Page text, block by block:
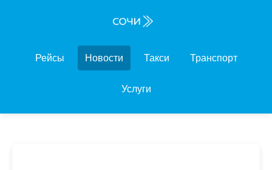
Рейсы Новости Такси Транспорт
Услуги